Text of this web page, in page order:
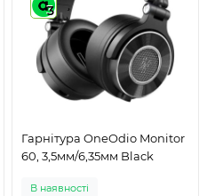
3
Гарнітура OneOdio Monitor
60, 3,5мм/6,35мм Black
В наявності